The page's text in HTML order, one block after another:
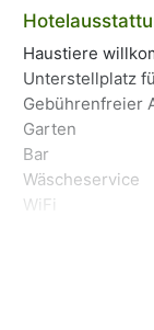
Haustiere
Unterstellplatz
Gebührenfreier
Garten
Bar
Wäscheservice
WiFi